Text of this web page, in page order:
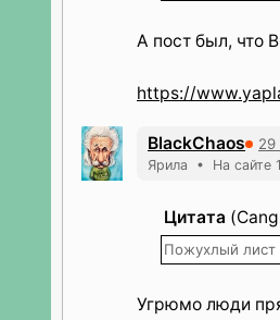
А пост был, что
https://
BlackChaos 29
Ярила • На сайте
Цитата
Пожухлый лист
Угрюмо люди